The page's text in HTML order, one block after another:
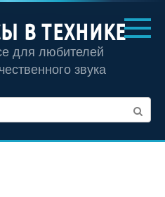
В ТЕХНИКЕ
для любителей
звука